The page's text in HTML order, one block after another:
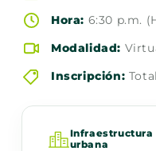
Hora: 6:30 p.m.
Modalidad:
Inscripción:
Infraestructura
urbana